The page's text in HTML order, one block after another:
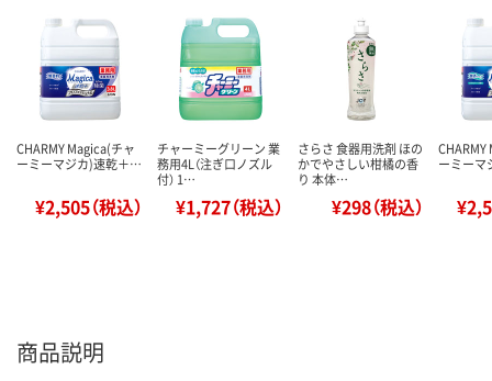
CHARMY Magica(チャ
ーミーマジカ)速乾＋…
¥2,505（税込）
チャーミーグリーン 業
務用4L（注ぎ口ノズル
付） 1…
¥1,727（税込）
さらさ 食器用洗剤 ほの
かでやさしい柑橘の香
り 本体…
¥298（税込）
ーミー
商品説明